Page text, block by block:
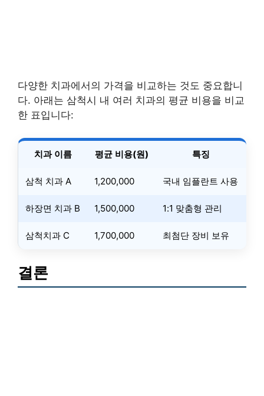
다양한 치과에서의 가격을 비교하는 것도 중요합니
다. 아래는 삼척시 내 여러 치과의 평균 비용을 비교
한 표입니다:
치과 이름 평균 비용(원) 특징
삼척 치과 A 1,200,000 국내 임플란트 사용
하장면 치과 B 1,500,000 1:1 맞춤형 관리
삼척치과 C 1,700,000 최첨단 장비 보유
결론